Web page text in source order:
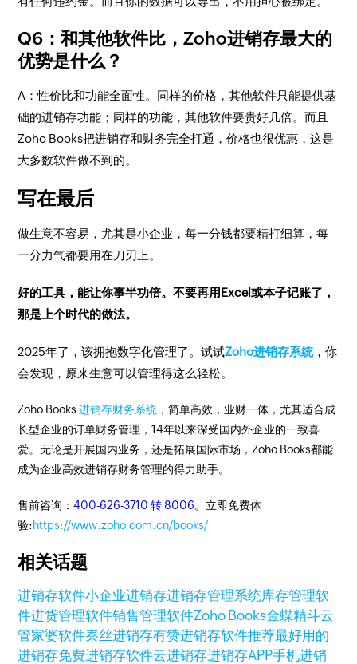
Q6：和其他软件比，Zoho进销存最大的
优势是什么？
A：性价比和功能全面性。同样的价格，其他软件只能提供基
础的进销存功能；同样的功能，其他软件要贵好几倍。而且
Zoho Books把进销存和财务完全打通，价格也很优惠，这是
大多数软件做不到的。
写在最后
做生意不容易，尤其是小企业，每一分钱都要精打细算，每
一分力气都要用在刀刃上。
好的工具，能让你事半功倍。不要再用Excel或本子记账了，
那是上个时代的做法。
2025年了，该拥抱数字化管理了。试试Zoho进销存系统，你
会发现，原来生意可以管理得这么轻松。
Zoho Books进销存财务系统 ，简单高效，业财一体，尤其适合成
长型企业的订单财务管理，14年以来深受国内外企业的一致喜
爱。无论是开展国内业务，还是拓展国际市场，Zoho Books都能
成为企业高效进销存财务管理的得力助手。
售前咨询：400-626-3710 转 8006。立即免费体
验:https://www.zoho.com.cn/books/
相关话题
进销存软件小企业进销存进销存管理系统库存管理软
件进货管理软件销售管理软件Zoho Books金蝶精斗云
管家婆软件秦丝进销存有赞进销存软件推荐最好用的
进销存免费进销存软件云进销存进销存APP手机进销